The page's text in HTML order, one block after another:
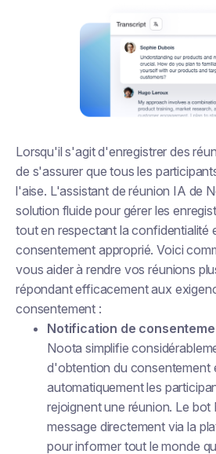
Lorsqu'il s'agit d'enregistrer des
de s'assurer que tous les
l'aise. L'assistant de réunion IA de
solution fluide pour gérer les
tout en respectant la confidentialité
consentement approprié. Voici
vous aider à rendre vos réunions
répondant efficacement aux
consentement :
Notification de
Noota simplifie
d'obtention du consentement
automatiquement les
rejoignent une réunion. Le
message directement via la
pour informer tout le monde